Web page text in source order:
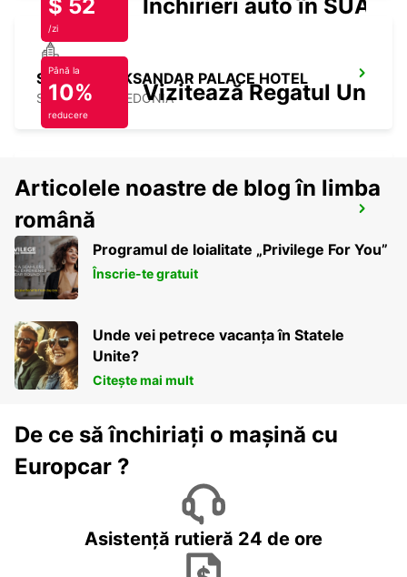
SKOPJE ALEKSANDAR PALACE HOTEL
SKOPJE - MACEDONIA
SKOPJE HOTEL TCC GRAND PLAZA
SKOPJE - MACEDONIA
$ 52
/zi
Închirieri auto în SUA
Până la
10%
reducere
Vizitează Regatul Unit
Articolele noastre de blog în limba
română
Programul de loialitate „Privilege For You”
Înscrie-te gratuit
Unde vei petrece vacanța în Statele
Unite?
Citește mai mult
De ce să închiriați o mașină cu
Europcar ?
Asistență rutieră 24 de ore